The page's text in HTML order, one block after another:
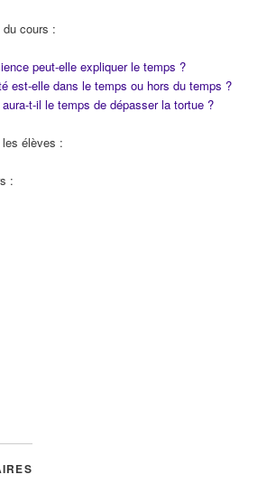
du cours :
peut-elle expliquer le temps ?
est-elle dans le temps ou hors du temps ?
t-il le temps de dépasser la tortue ?
élèves :
: